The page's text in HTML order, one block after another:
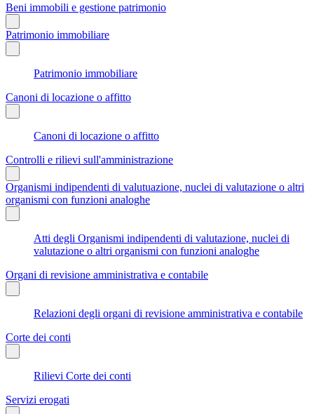
Beni immobili e gestione patrimonio
Patrimonio immobiliare
Patrimonio immobiliare
Canoni di locazione o affitto
Canoni di locazione o affitto
Controlli e rilievi sull'amministrazione
Organismi indipendenti di valutuazione, nuclei di valutazione o altri
organismi con funzioni analoghe
Atti degli Organismi indipendenti di valutazione, nuclei di
valutazione o altri organismi con funzioni analoghe
Organi di revisione amministrativa e contabile
Relazioni degli organi di revisione amministrativa e contabile
Corte dei conti
Rilievi Corte dei conti
Servizi erogati